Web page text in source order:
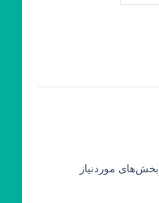
بخش‌های موردنیاز